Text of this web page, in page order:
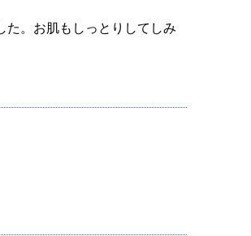
た。お肌もしっとりしてしみ